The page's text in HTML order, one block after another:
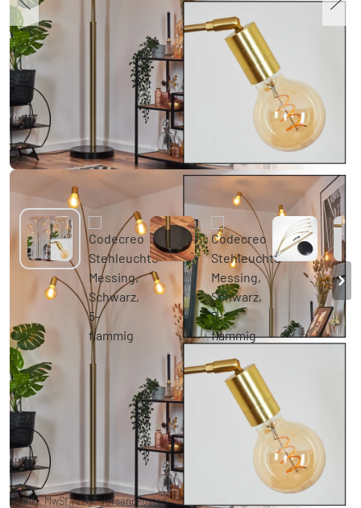
Codecreo Stehleuchte Messing, Schwarz, 5-
flammig
-61% CHF 100.95
Sie sparenCHF 160.00 UVP:
inkl. MwSt., zzgl.Versandkosten